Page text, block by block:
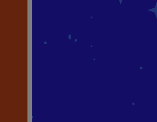
groep 4
groep 5